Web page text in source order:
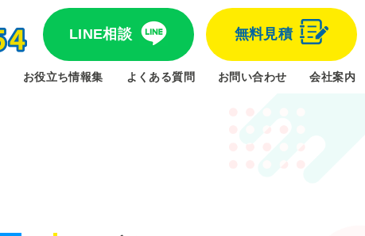
LINE相談 無料見積
お役立ち情報集 よくある質問 お問い合わせ 会社案内